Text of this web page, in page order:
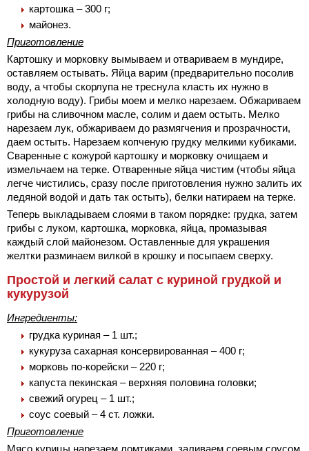
картошка – 300 г;
майонез.
Приготовление
Картошку и морковку вымываем и отвариваем в мундире,
оставляем остывать. Яйца варим (предварительно посолив
воду, а чтобы скорлупа не треснула класть их нужно в
холодную воду). Грибы моем и мелко нарезаем. Обжариваем
грибы на сливочном масле, солим и даем остыть. Мелко
нарезаем лук, обжариваем до размягчения и прозрачности,
даем остыть. Нарезаем копченую грудку мелкими кубиками.
Сваренные с кожурой картошку и морковку очищаем и
измельчаем на терке. Отваренные яйца чистим (чтобы яйца
легче чистились, сразу после приготовления нужно залить их
ледяной водой и дать так остыть), белки натираем на терке.
Теперь выкладываем слоями в таком порядке: грудка, затем
грибы с луком, картошка, морковка, яйца, промазывая
каждый слой майонезом. Оставленные для украшения
желтки разминаем вилкой в крошку и посыпаем сверху.
Простой и легкий салат с куриной грудкой и
кукурузой
Ингредиенты:
грудка куриная – 1 шт.;
кукуруза сахарная консервированная – 400 г;
морковь по-корейски – 220 г;
капуста пекинская – верхняя половина головки;
свежий огурец – 1 шт.;
соус соевый – 4 ст. ложки.
Приготовление